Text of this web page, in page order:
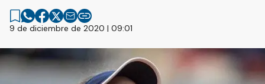
9 de diciembre de 2020 | 09:01